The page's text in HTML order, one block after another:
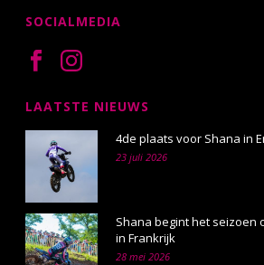
SOCIALMEDIA
LAATSTE NIEUWS
4de plaats voor Shana in
23 juli 2026
Shana begint het seizoen
in Frankrijk
28 mei 2026